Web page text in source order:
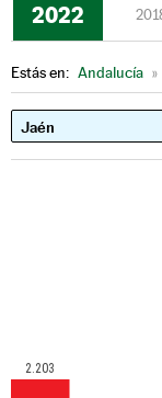
2022
Estás en: Andalucía »
2.203